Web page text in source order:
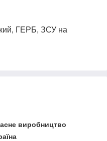
ГЕРБ, ЗСУ на
виробництво